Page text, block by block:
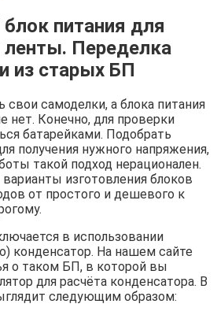
питания для
ленты. Переделка
из старых БП
свои самоделки, а блока питания
нет. Конечно, для проверки
батарейками. Подобрать
получения нужного напряжения,
такой подход нерационален.
изготовления блоков
от простого и дешевого к
в использовании
конденсатор. На нашем сайте
о таком БП, в которой вы
для расчёта конденсатора. В
следующим образом: